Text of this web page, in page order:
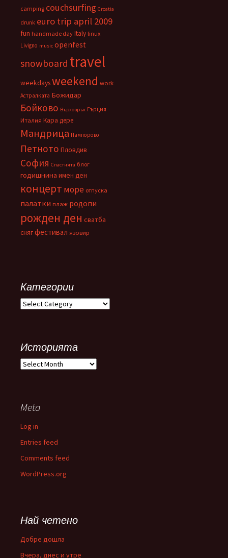
camping couchsurfing Croatia
drunk euro trip april 2009
fun handmade day Italy linux
Livigno music openfest
snowboard travel
weekdaysweekend work
Астралката Божидар
Бойково Върховръх Гърция
Италия Кара дере
Мандрица Пампорово
Петното Пловдив
София Спастнята блог
годишнина имен ден
концерт море отпуска
палатки плаж родопи
рожден ден сватба
снягфестивал язовир
Категории
Категории
Историята
Историята
Meta
Log in
Entries feed
Comments feed
WordPress.org
Най-четено
Добре дошла
Вчера, днес и утре